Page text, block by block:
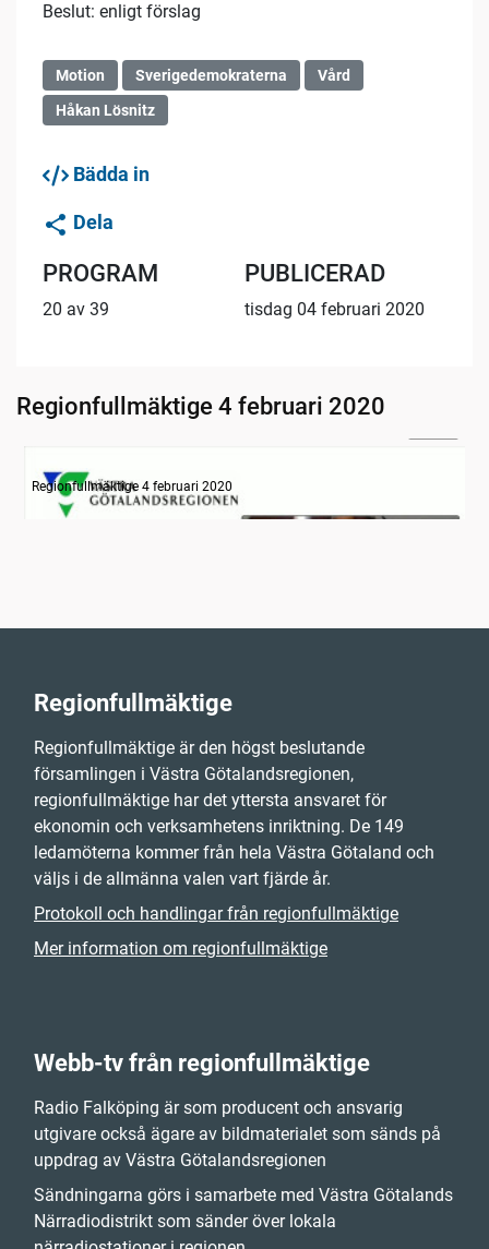
Beslut: enligt förslag
Motion Sverigedemokraterna
Vård
Håkan Lösnitz
Bädda in
Dela
PROGRAM
20 av 39
PUBLICERAD
tisdag 04 februari 2020
Regionfullmäktige 4 februari 2020
Information
Regionfullmäktige 4 februari 2020
Regionfullmäktige
Regionfullmäktige är den högst beslutande
församlingen i Västra Götalandsregionen,
regionfullmäktige har det yttersta ansvaret för
ekonomin och verksamhetens inriktning. De 149
ledamöterna kommer från hela Västra Götaland och
väljs i de allmänna valen vart fjärde år.
Protokoll och handlingar från regionfullmäktige
Mer information om regionfullmäktige
Webb-tv från regionfullmäktige
Radio Falköping är som producent och ansvarig
utgivare också ägare av bildmaterialet som sänds på
uppdrag av Västra Götalandsregionen
Sändningarna görs i samarbete med Västra Götalands
Närradiodistrikt som sänder över lokala